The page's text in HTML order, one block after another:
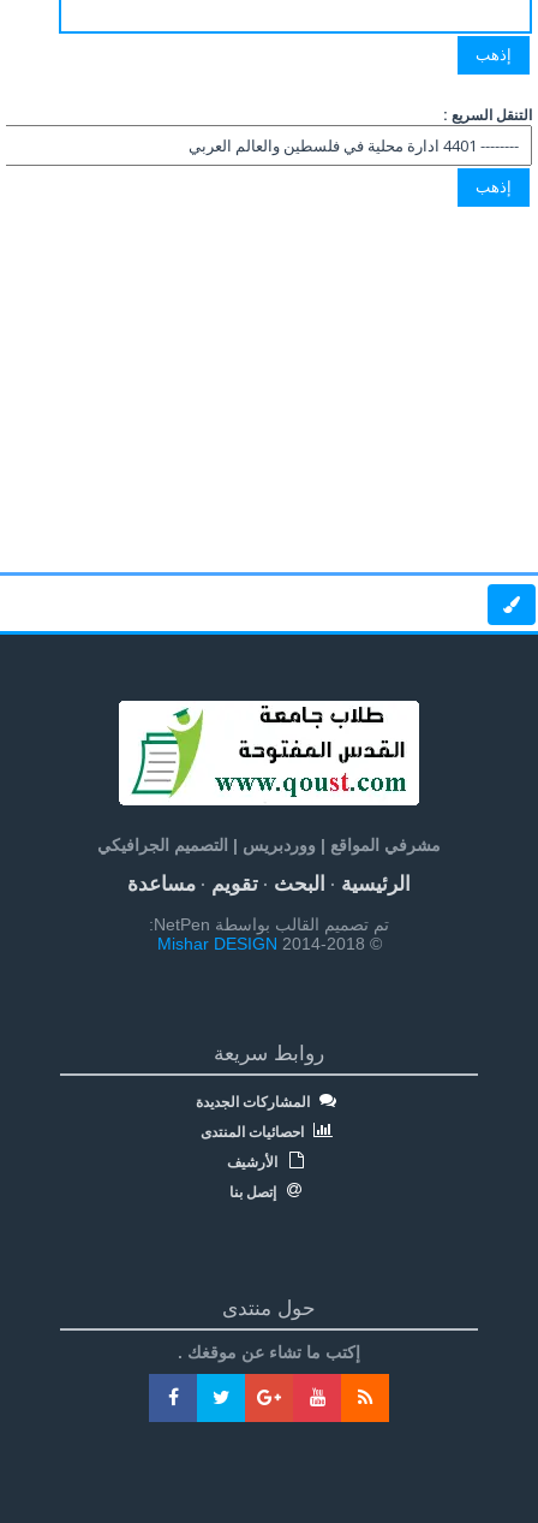
التنقل السريع :
مشرفي المواقع | ووردبريس | التصميم الجرافيكي
الرئيسية· البحث· تقويم· مساعدة
تم تصميم القالب بواسطة NetPen:
© 2014-2018
Mishar DESIGN
روابط سريعة
المشاركات الجديدة
احصائيات المنتدى
الأرشيف
إتصل بنا
حول منتدى
إكتب ما تشاء عن موقغك .